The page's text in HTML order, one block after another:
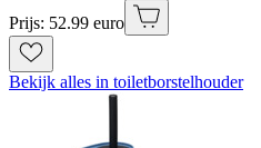
Prijs: 52.99 euro
Bekijk alles in toiletborstelhouder